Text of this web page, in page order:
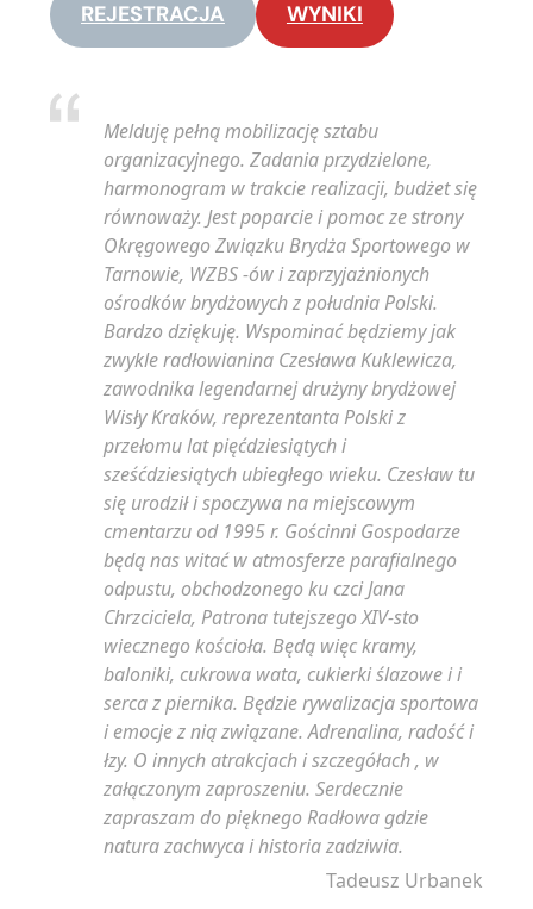
REJESTRACJA WYNIKI
Melduję pełną mobilizację sztabu
organizacyjnego. Zadania przydzielone,
harmonogram w trakcie realizacji, budżet się
równoważy. Jest poparcie i pomoc ze strony
Okręgowego Związku Brydża Sportowego w
Tarnowie, WZBS -ów i zaprzyjażnionych
ośrodków brydżowych z południa Polski.
Bardzo dziękuję. Wspominać będziemy jak
zwykle radłowianina Czesława Kuklewicza,
zawodnika legendarnej drużyny brydżowej
Wisły Kraków, reprezentanta Polski z
przełomu lat pięćdziesiątych i
sześćdziesiątych ubiegłego wieku. Czesław tu
się urodził i spoczywa na miejscowym
cmentarzu od 1995 r. Gościnni Gospodarze
będą nas witać w atmosferze parafialnego
odpustu, obchodzonego ku czci Jana
Chrzciciela, Patrona tutejszego XIV-sto
wiecznego kościoła. Będą więc kramy,
baloniki, cukrowa wata, cukierki ślazowe i i
serca z piernika. Będzie rywalizacja sportowa
i emocje z nią związane. Adrenalina, radość i
łzy. O innych atrakcjach i szczegółach , w
załączonym zaproszeniu. Serdecznie
zapraszam do pięknego Radłowa gdzie
natura zachwyca i historia zadziwia.
Tadeusz Urbanek